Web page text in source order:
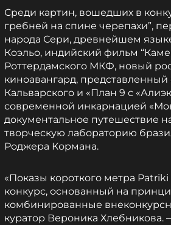
Среди картин, вошедших в
гребней на спине черепахи”,
народа Сери, древнейшем
Коэльо, индийский фильм
Роттердамского МКФ, новый
киноавангард,
Кальварского и «План 9 с
современной инкарнацией
документальное путешествие
творческую лабораторию
Роджера Кормана.
«Показы короткого метра
конкурс, основанный на
комбинированные
куратор Вероника